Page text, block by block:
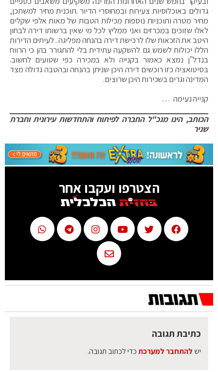
גדולים באוכלוסיות צעירות ובמחוסרי הדיור .תוכנית מחיר למשתכן,
מחיר מטרה ותוכניות נוספות מכילות הטבות של מאות אלפי שקלים
לאלו שזוכים במכרזים ואני ממליץ לכל מי שאין ברשותו דירה לבחון
היטב את הזכאות שלו לרכישת דירה בהנחה מפליגה . לעיתים הדירות
הללו יכולות לשמש גם להשקעה עתידית בלי להתגורר בהן כי הרווח
בנדל"ן נמצא כאמור בקנייה ולא במכירה כפי שטועים לחשוב.
בסיטואציה כזו רוכשים דירה היכן שניתן בהנחה ובהטבה גדולה מצד
המדינה וגרים בשכירות היכן שרוצים.
קנייה נעימה …
הכותב, הינו מנכ"ל החברה לפיתוח והתחדשות עירונית וחברת
שניר
הצטרפו ועקבו אחר
כתיבת תגובה
יש להתחבר למערכתכדי לכתוב תגובה.